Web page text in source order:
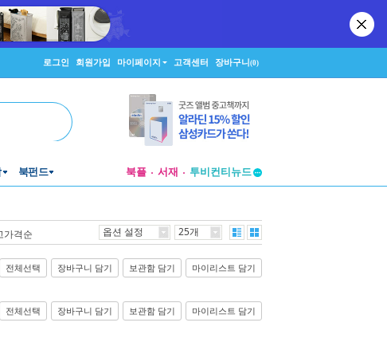
로그인 회원가입 마이페이지 고객센터 장바구니(0)
북펀드 북플 서재
투비컨티뉴드
가격순 옵션 설정 25개
전체선택 장바구니 담기 보관함 담기 마이리스트 담기
전체선택 장바구니 담기 보관함 담기 마이리스트 담기